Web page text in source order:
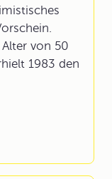
von 50
1983 den